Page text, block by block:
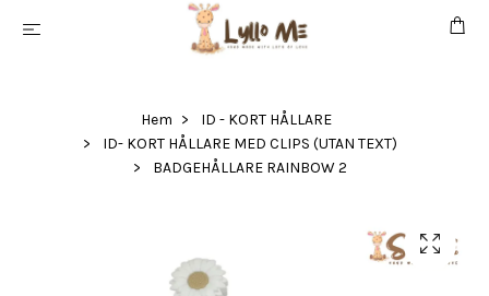
Hem
ID - KORT HÅLLARE
ID- KORT HÅLLARE MED CLIPS (UTAN TEXT)
BADGEHÅLLARE RAINBOW 2